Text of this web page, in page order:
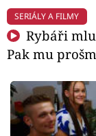
SERIÁLY A FILMY
Rybáři
Pak mu